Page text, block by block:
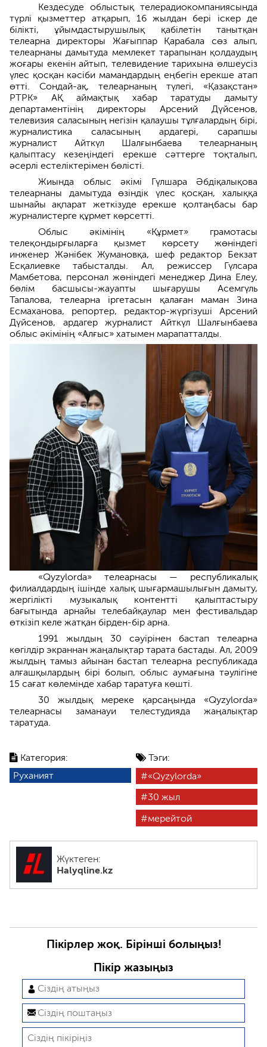
Категория:
Руханият
Тэги:
«Qyzylorda»
30 жыл
мерейтой
Жүктеген:
Halyqline.kz
Кездесуде облыстық телерадиокомпаниясында
түрлі қызметтер атқарып, 16 жылдан бері іскер де
білікті, ұйымдастырушылық қабілетін танытқан
телеарна директоры Жағыппар Қарабала сөз алып,
телеарнаны дамытуда мемлекет тарапынан қолдаудың
жоғары екенін айтып, телевидение тарихына өлшеусіз
үлес қосқан кәсіби мамандардың еңбегін ерекше атап
өтті. Сондай-ақ, телеарнаның түлегі, «Қазақстан»
РТРК» АҚ аймақтық хабар таратуды дамыту
департаментінің директоры Арсений Дүйсенов,
телевизия саласының негізін қалаушы тұлғалардың бірі,
журналистика саласының ардагері, сарапшы
журналист Айткүл Шалғынбаева телеарнаның
қалыптасу кезеңіндегі ерекше сәттерге тоқталып,
әсерлі естеліктерімен бөлісті.
Жиында облыс әкімі Гүлшара Әбдіқалықова
телеарнаны дамытуда өзіндік үлес қосқан, халыққа
шынайы ақпарат жеткізуде ерекше қолтаңбасы бар
журналистерге құрмет көрсетті.
Облыс әкімінің «Құрмет» грамотасы
телеқондырғыларға қызмет көрсету жөніндегі
инженер Жәнібек Жумановқа, шеф редактор Бекзат
Есқалиевке табысталды. Ал, режиссер Гүлсара
Мамбетова, персонал жөніндегі менеджер Дина Елеу,
бөлім басшысы-жауапты шығарушы Асемгүль
Тапалова, телеарна іргетасын қалаған маман Зина
Есмаханова, репортер, редактор-жүргізуші Арсений
Дүйсенов, ардагер журналист Айткүл Шалғынбаева
облыс әкімінің «Алғыс» хатымен марапатталды.
«Qyzylorda» телеарнасы — республикалық
филиалдардың ішінде халық шығармашылығын дамыту,
жергілікті музыкалық контентті қалыптастыру
бағытында арнайы телебайқаулар мен фестивальдар
өткізіп келе жатқан бірден-бір арна.
1991 жылдың 30 сәуірінен бастап телеарна
көгілдір экраннан жаңалықтар тарата бастады. Ал, 2009
жылдың тамыз айынан бастап телеарна республикада
алғашқылардың бірі болып, облыс аумағына тәулігіне
15 сағат көлемінде хабар таратуға көшті.
30 жылдық мереке қарсаңында «Qyzylorda»
телеарнасы заманауи телестудияда жаңалықтар
таратуда.
Пікірлер жоқ. Бірінші болыңыз!
Пікір жазыңыз